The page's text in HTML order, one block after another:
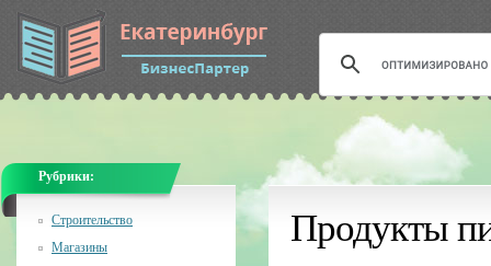
Продукты
Рубрики:
Строительство
Магазины